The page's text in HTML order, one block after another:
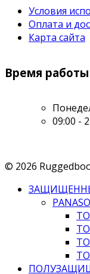
Условия
Оплата и
Карта сайта
Время работы
09:00 -
© 2026